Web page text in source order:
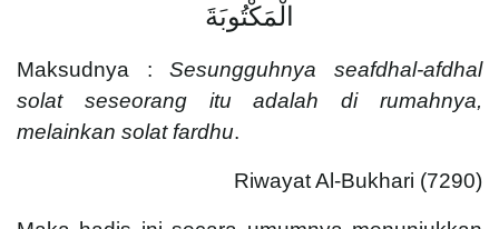
الْمَكْتُوبَةَ
Maksudnya :Sesungguhnya seafdhal-afdhal
solat seseorang itu adalah di rumahnya,
melainkan solat fardhu.
Riwayat Al-Bukhari (7290)